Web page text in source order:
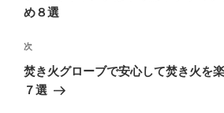
ナ
ゲ
ー
シ
投
め８選
次
の
投
次
焚き火グローブで安心して焚き火を
７選